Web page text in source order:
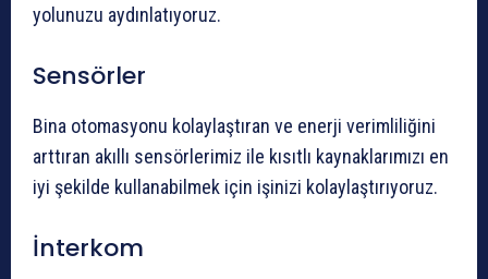
yolunuzu aydınlatıyoruz.
Sensörler
Bina otomasyonu kolaylaştıran ve enerji verimliliğini
arttıran akıllı sensörlerimiz ile kısıtlı kaynaklarımızı en
iyi şekilde kullanabilmek için işinizi kolaylaştırıyoruz.
İnterkom